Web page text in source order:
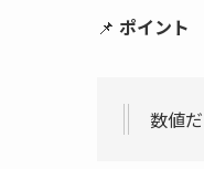
📌 ポイント
数値